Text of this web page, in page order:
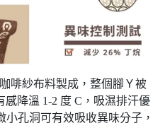
啡紗布料製成，整個腳Ｙ被
降溫 1-2 度 C，吸濕排汗優
小孔洞可有效吸收異味分子，